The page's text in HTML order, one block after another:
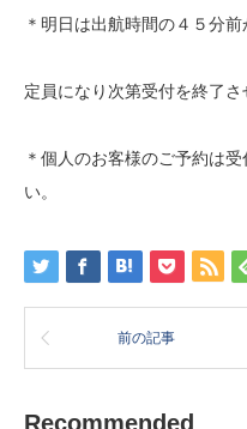
＊明日は出航時間の４５分
定員になり次第受付を終了さ
＊個人のお客様のご予約は
い。
前の記事
Recommended